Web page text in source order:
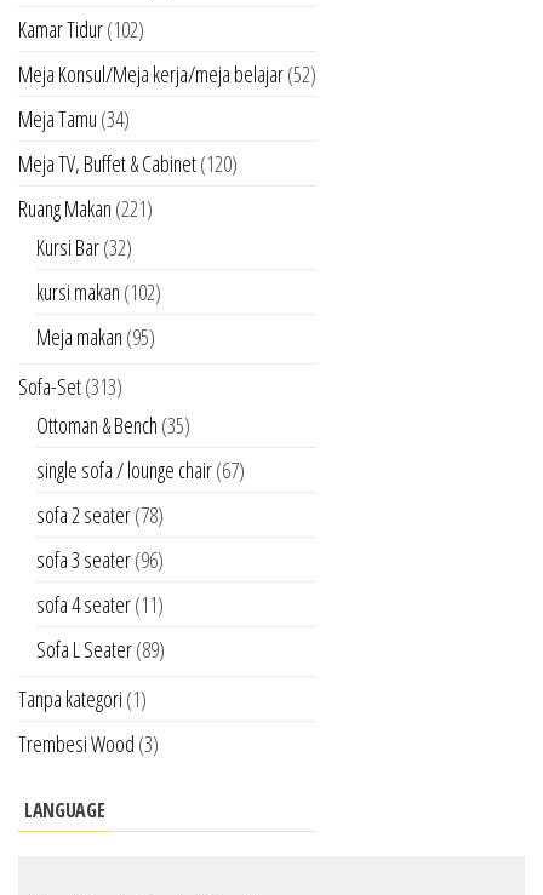
Kamar Tidur(102)
Meja Konsul/Meja kerja/meja belajar(52)
Meja Tamu (34)
Meja TV, Buffet & Cabinet(120)
Ruang Makan (221)
Kursi Bar(32)
kursi makan (102)
Meja makan (95)
Sofa-Set(313)
Ottoman & Bench (35)
single sofa / lounge chair(67)
sofa 2 seater(78)
sofa 3 seater(96)
sofa 4 seater(11)
Sofa L Seater(89)
Tanpa kategori (1)
Trembesi Wood (3)
LANGUAGE